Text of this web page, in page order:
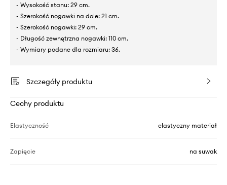
- Wysokość stanu: 29 cm.
- Szerokość nogawki na dole: 21 cm.
- Szerokość nogawki: 29 cm.
- Długość zewnętrzna nogawki: 110 cm.
- Wymiary podane dla rozmiaru: 36.
Szczegóły produktu
Cechy produktu
Elastyczność elastyczny materiał
Zapięcie na suwak